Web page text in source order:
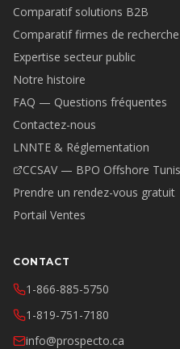
Comparatif solutions B2B
Comparatif firmes de recherche
Expertise secteur public
Notre histoire
FAQ — Questions fréquentes
Contactez-nous
LNNTE & Réglementation
CCSAV — BPO Offshore
Prendre un rendez-vous gratuit
Portail Ventes
CONTACT
1-866-885-5750
1-819-751-7180
info@prospecto.ca